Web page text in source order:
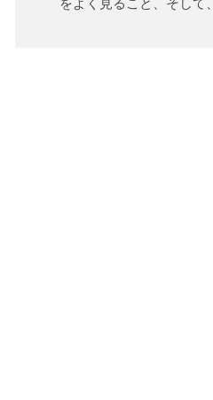
をよく見ること、そして